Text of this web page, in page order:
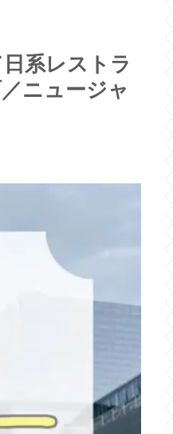
系レストラ
ニュージャ